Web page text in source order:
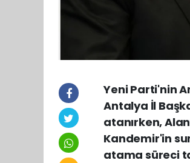
Yeni Parti'nin
Antalya İl
atanırken,
Kandemir'in
atama süreci